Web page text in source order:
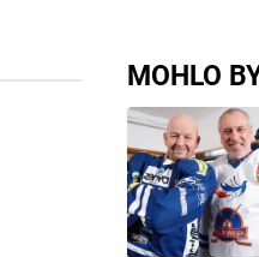
MOHLO